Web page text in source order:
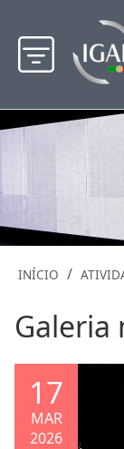
INÍCIO /
17
MAR
2026